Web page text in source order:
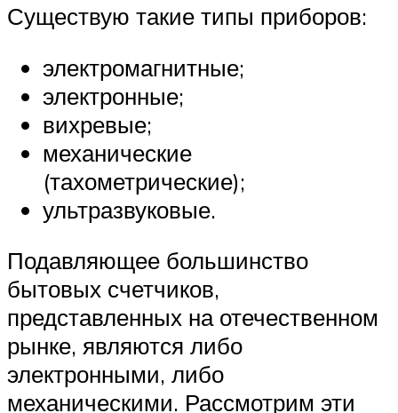
Существую такие типы приборов:
электромагнитные;
электронные;
вихревые;
механические
(тахометрические);
ультразвуковые.
Подавляющее большинство
бытовых счетчиков,
представленных на отечественном
рынке, являются либо
электронными, либо
механическими. Рассмотрим эти